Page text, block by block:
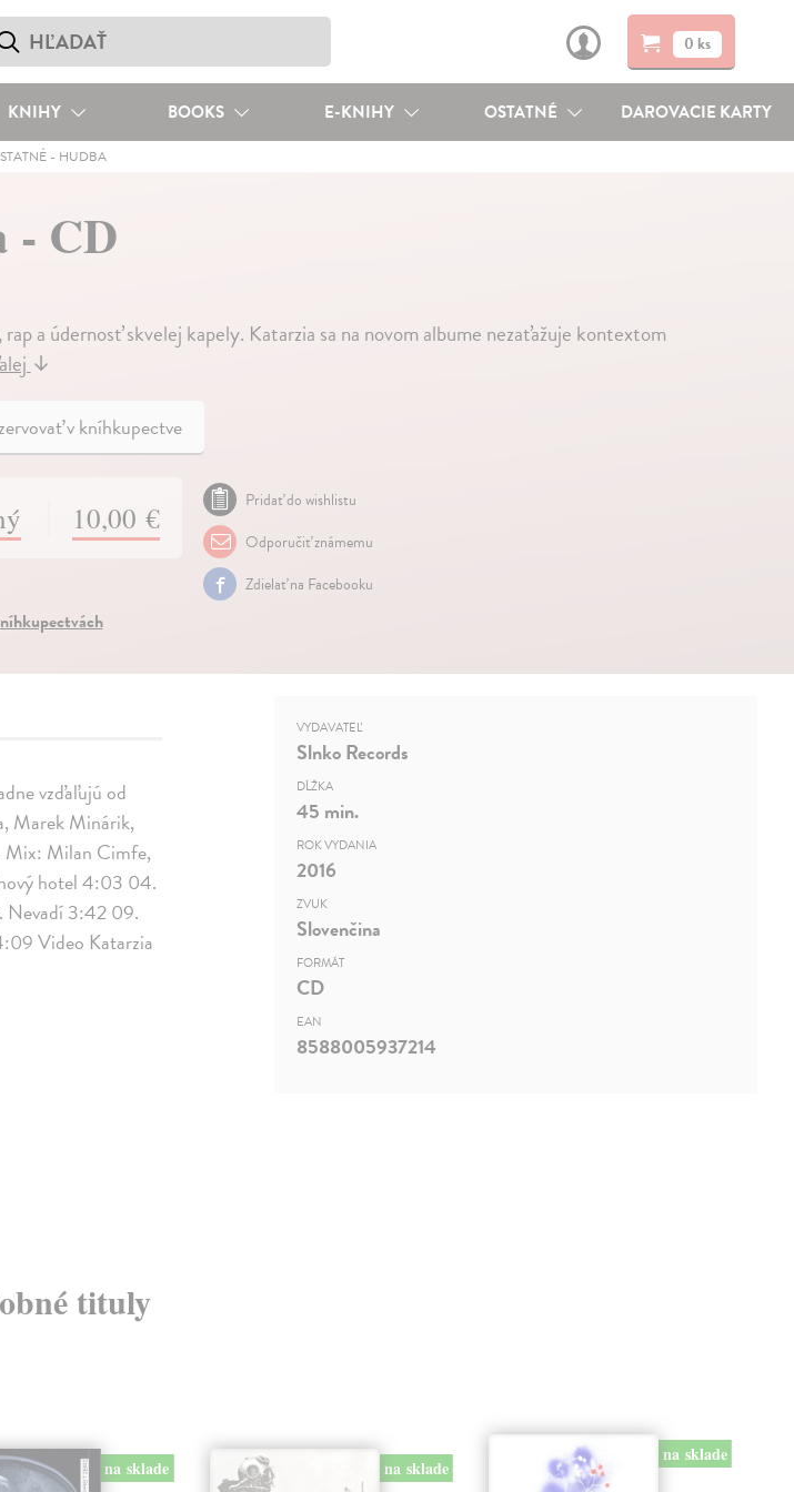
0 ks
KNIHY BOOKS E-KNIHY OSTATNÉ DAROVACIE KARTY
- HUDBA
- CD
a údernosť skvelej kapely. Katarzia sa na novom albume nezaťažuje kontextom
↓
v kníhkupectve
10,00 €
Pridať do wishlistu
Odporučiť známemu
Zdielať na Facebooku
vzďaľujú od
Marek Minárik,
Mix: Milan Cimfe,
hotel 4:03 04.
Nevadí 3:42 09.
Video Katarzia
VYDAVATEĽ
Slnko Records
DĹŽKA
45 min.
ROK VYDANIA
2016
ZVUK
Slovenčina
FORMÁT
CD
EAN
8588005937214
tituly
na sklade na sklade
na sklade